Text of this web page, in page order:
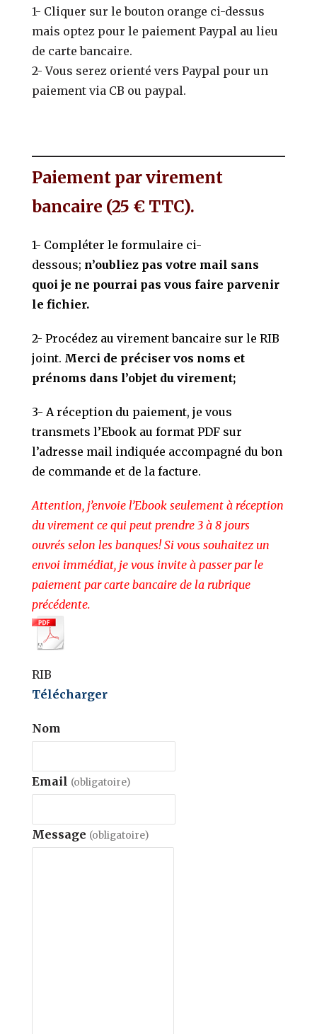
1- Cliquer sur le bouton orange ci-dessus
mais optez pour le paiement Paypal au lieu
de carte bancaire.
2- Vous serez orienté vers Paypal pour un
paiement via CB ou paypal.
Paiement par virement
bancaire (25 € TTC).
1- Compléter le formulaire ci-
dessous; n’oubliez pas votre mail sans
quoi je ne pourrai pas vous faire parvenir
le fichier.
2- Procédez au virement bancaire sur le RIB
joint. Merci de préciser vos noms et
prénoms dans l’objet du virement;
3- A réception du paiement, je vous
transmets l’Ebook au format PDF sur
l’adresse mail indiquée accompagné du bon
de commande et de la facture.
Attention, j’envoie l’Ebook seulement à réception
du virement ce qui peut prendre 3 à 8 jours
ouvrés selon les banques! Si vous souhaitez un
envoi immédiat, je vous invite à passer par le
paiement par carte bancaire de la rubrique
précédente.
RIB
Télécharger
Nom
Email (obligatoire)
Message (obligatoire)